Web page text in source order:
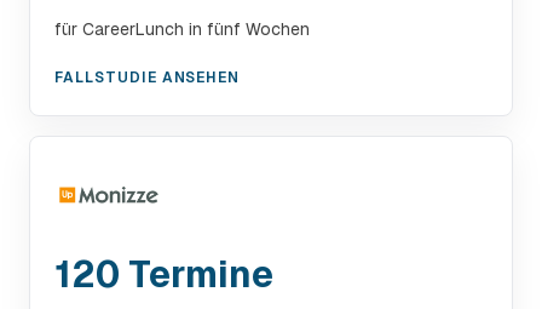
für CareerLunch in fünf Wochen
FALLSTUDIE ANSEHEN
120 Termine